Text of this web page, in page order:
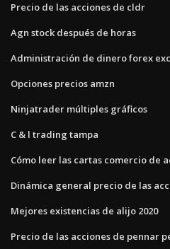
Precio de las acciones de cldr
Agn stock después de horas
Administración de dinero forex
Opciones precios amzn
Ninjatrader múltiples gráficos
C & l trading tampa
Cómo leer las cartas comercio de
Dinámica general precio de las
Mejores existencias de alijo 2020
Precio de las acciones de pennar